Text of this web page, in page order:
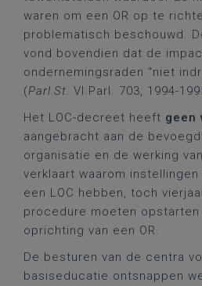
waren om een OR op te
problematisch beschouwd.
vond bovendien dat de
ondernemingsraden “niet
(Parl.St. Vl.Parl. 703, 1994-
Het LOC-decreet heeft geen
aangebracht aan de
organisatie en de werking van
verklaart waarom
een LOC hebben, toch
procedure moeten opstarten
oprichting van een OR.
De besturen van de centra
basiseducatie ontsnappen